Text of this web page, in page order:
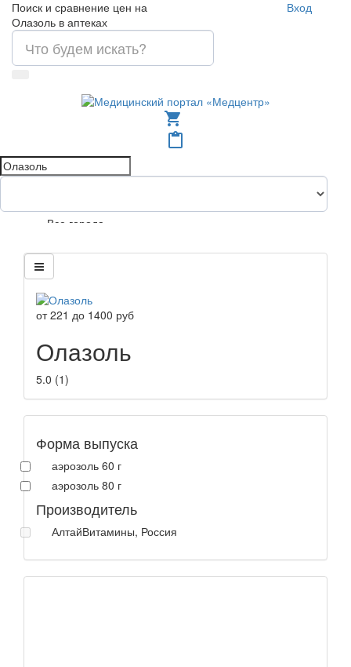
Поиск и сравнение цен на
Олазоль в аптеках
Вход
shopping_cart
content_paste
Все города
от221 до 1400 руб
Олазоль
5.0 (1)
Форма выпуска
аэрозоль 60 г
аэрозоль 80 г
Производитель
АлтайВитамины, Россия